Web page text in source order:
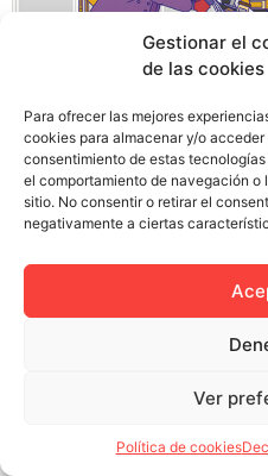
Gestionar el
de las cookies
Para ofrecer las mejores
cookies para almacenar y/o
consentimiento de estas
el comportamiento de navegación
sitio. No consentir o retirar el
negativamente a ciertas
Ver
Política de cookies
La Asociación Micológica
Mancomunidad de
convoca dentro del
FUNGOFEST 2017 –
Concurso de Diseño
Edición de las Jornadas
Podrán participar en el
Política de privacidad
Colectivo